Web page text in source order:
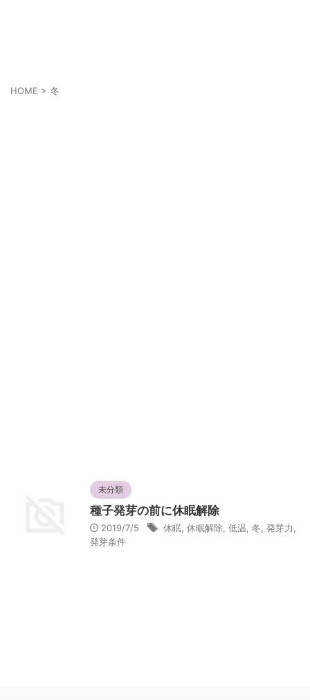
HOME > 冬
未分類
種子発芽の前に休眠解除
2019/7/5 休眠 休眠解除 低温 冬 発芽力
発芽条件